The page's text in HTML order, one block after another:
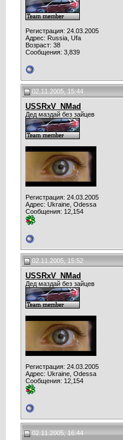
Регистрация: 24.03.2005
Адрес: Russia, Ufa
Возраст: 38
Сообщения: 3,839
02.11.2005, 15:44
USSRxV_NMad
Дед маздай без зайцев
Регистрация: 24.03.2005
Адрес: Ukraine, Odessa
Сообщения: 12,154
02.11.2005, 15:52
USSRxV_NMad
Дед маздай без зайцев
Регистрация: 24.03.2005
Адрес: Ukraine, Odessa
Сообщения: 12,154
02.11.2005, 16:44